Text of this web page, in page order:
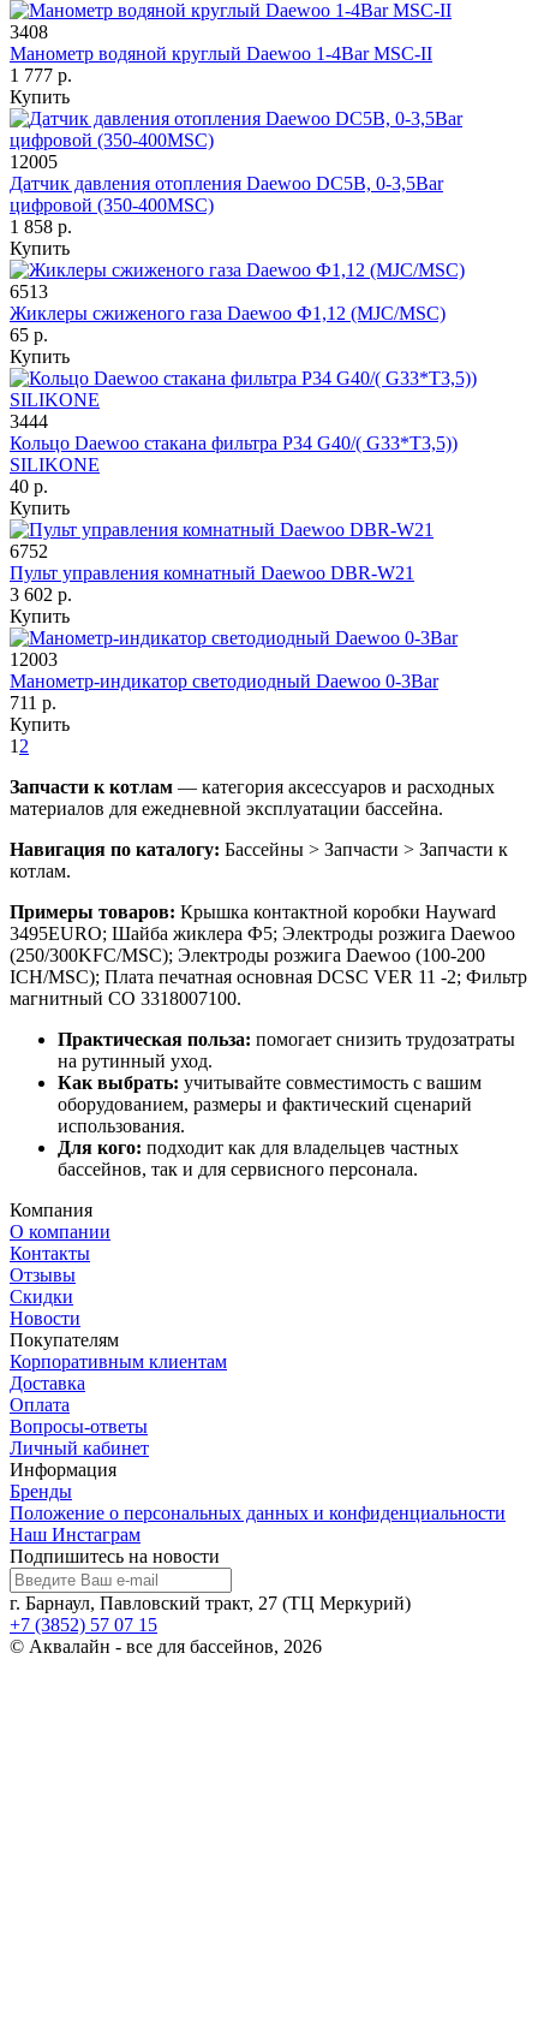
3408
Манометр водяной круглый Daewoo 1-4Bar MSC-II
1 777 р.
Купить
12005
Датчик давления отопления Daewoo DC5B, 0-3,5Bar
цифровой (350-400MSC)
1 858 р.
Купить
6513
Жиклеры сжиженого газа Daewoo Ф1,12 (MJC/MSC)
65 р.
Купить
3444
Кольцо Daewoo стакана фильтра P34 G40/( G33*T3,5))
SILIKONE
40 р.
Купить
6752
Пульт управления комнатный Daewoo DBR-W21
3 602 р.
Купить
12003
Манометр-индикатор светодиодный Daewoo 0-3Bar
711 р.
Купить
1 2
Запчасти к котлам — категория аксессуаров и расходных
материалов для ежедневной эксплуатации бассейна.
Навигация по каталогу: Бассейны > Запчасти > Запчасти к
котлам.
Примеры товаров: Крышка контактной коробки Hayward
3495EURO; Шайба жиклера Ф5; Электроды розжига Daewoo
(250/300KFC/MSC); Электроды розжига Daewoo (100-200
ICH/MSC); Плата печатная основная DCSС VER 11 -2; Фильтр
магнитный СО 3318007100.
Практическая польза: помогает снизить трудозатраты
на рутинный уход.
Как выбрать: учитывайте совместимость с вашим
оборудованием, размеры и фактический сценарий
использования.
Для кого: подходит как для владельцев частных
бассейнов, так и для сервисного персонала.
Компания
О компании
Контакты
Отзывы
Скидки
Новости
Покупателям
Корпоративным клиентам
Доставка
Оплата
Вопросы-ответы
Личный кабинет
Информация
Бренды
Положение о персональных данных и конфиденциальности
Наш Инстаграм
Подпишитесь на новости
г. Барнаул, Павловский тракт, 27 (ТЦ Меркурий)
+7 (3852) 57 07 15
© Аквалайн - все для бассейнов, 2026